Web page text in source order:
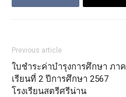
Previous article
ใบชำระค่าบำรุงการศึกษา ภาค
เรียนที่ 2 ปีการศึกษา 2567
โรงเรียนสตรีศรีน่าน